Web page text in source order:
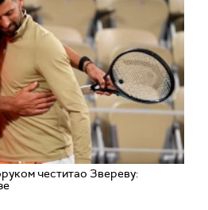
честитао Звереву: